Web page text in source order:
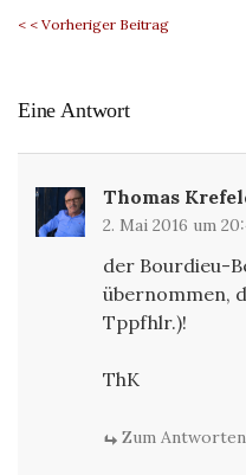
< < Vorheriger Beitrag
Eine Antwort
Thomas
2. Mai 2016 um
der Bourdieu-
übernommen,
Tppfhlr.)!
ThK
Zum